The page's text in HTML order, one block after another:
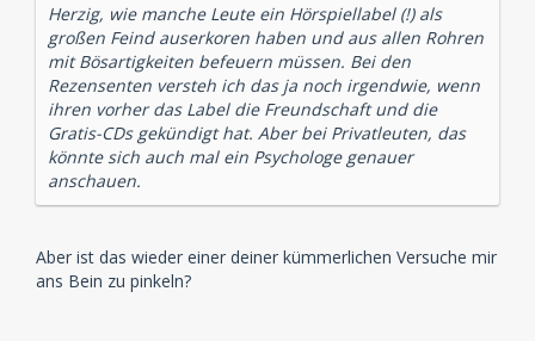
Herzig, wie manche Leute ein Hörspiellabel (!) als
großen Feind auserkoren haben und aus allen Rohren
mit Bösartigkeiten befeuern müssen. Bei den
Rezensenten versteh ich das ja noch irgendwie, wenn
ihren vorher das Label die Freundschaft und die
Gratis-CDs gekündigt hat. Aber bei Privatleuten, das
könnte sich auch mal ein Psychologe genauer
anschauen.
Aber ist das wieder einer deiner kümmerlichen Versuche mir
ans Bein zu pinkeln?